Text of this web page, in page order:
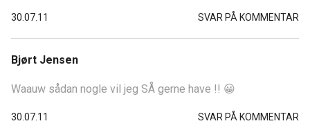
30.07.11 SVAR PÅ KOMMENTAR
Bjørt Jensen
Waauw sådan nogle vil jeg SÅ gerne have !! 😀
30.07.11 SVAR PÅ KOMMENTAR